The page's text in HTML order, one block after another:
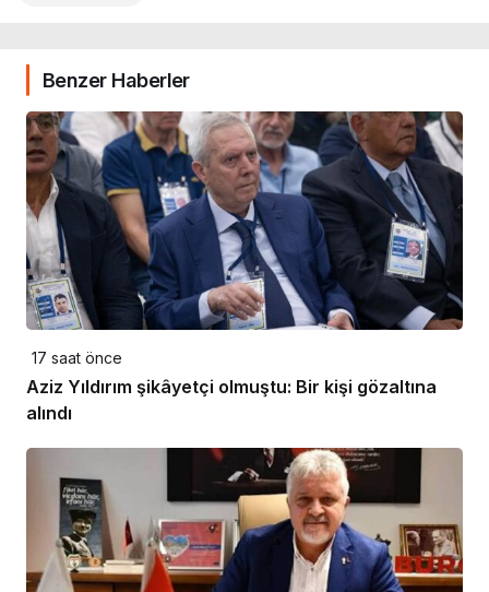
Benzer Haberler
17 saat önce
Aziz Yıldırım şikâyetçi olmuştu: Bir kişi gözaltına
alındı